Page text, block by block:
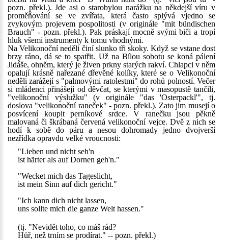
pozn. překl.). Jde asi o starobylou narážku na někdejší víru v
proměňování se ve zvířata, která často splývá vjedno se
zvykovým projevem pospolitosti (v originále "mit bündischen
Brauch" - pozn. překl.). Pak práskají mocně svými biči a tropí
hluk všemi instrumenty k tomu vhodnými.
Na Velikonoční neděli činí slunko tři skoky. Když se vstane dost
brzy ráno, dá se to spatřit. Už na Bílou sobotu se koná pálení
Jidáše, ohněm, který je živen prkny starých rakví. Chlapci v něm
opalují krásně nařezané dřevěné kolíky, které se o Velikonoční
neděli zarážejí s "palmovými ratolestmi" do rohů polností. Večer
si mládenci přinášejí od děvčat, se kterými v masopustě tančili,
"velikonoční výslužku" (v originále "das 'Osterpackl'", tj.
doslova "velikonoční raneček" - pozn. překl.). Zato jim musejí o
posvícení koupit perníkové srdce. V ranečku jsou pěkně
malovaná či škrábaná červená velikonoční vejce. Dvě z nich se
hodí k sobě do páru a nesou dohromady jedno dvojverší
nezřídka opravdu velké vroucnosti:
"Lieben und nicht seh'n
ist härter als auf Dornen geh'n."
"Wecket mich das Tageslicht,
ist mein Sinn auf dich gericht."
"Ich kann dich nicht lassen,
uns sollte mich die ganze Welt hassen."
(tj. "Nevidět toho, co máš rád?
Hůř, než trním se prodírat." -- pozn. překl.)